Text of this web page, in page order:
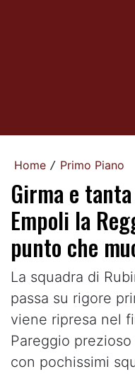
Home / Primo Piano
Girma e
Empoli la
punto che
La squadra di
passa su rigore
viene ripresa nel
Pareggio
con pochissimi